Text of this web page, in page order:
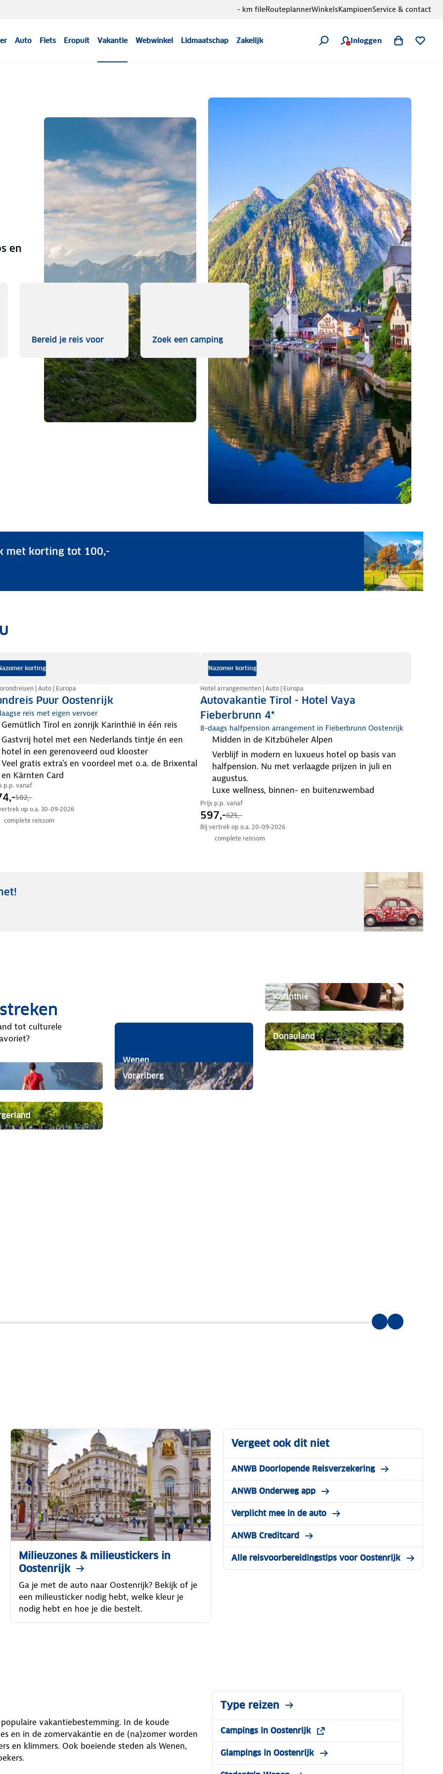
Auto Fiets Eropuit Vakantie Webwinkel Lidmaatschap Zakelijk Inloggen
- km fileRouteplannerWinkelsKampioenService & contact
en
inspirerenBereid je reis voorBereid je reis voorZoek een campingZoek een camping
met korting tot 100,-
korting
Puur Oostenrijk
| Auto | Europa
reis met eigen vervoer
gemütlich Tirol en zonrijk Karinthië in één reis
gastvrij hotel met een Nederlands tintje én een
hotel in een gerenoveerd oud klooster
veel gratis extra's en voordeel met o.a. de Brixental
en Kärnten Card
p.p. vanaf
502,-
op o.a. 30-09-2026
complete reissom
Nazomer korting
Autovakantie Tirol - Hotel Vaya
Fieberbrunn 4*
Hotel arrangementen | Auto | Europa
8-daags halfpension arrangement in Fieberbrunn Oostenrijk
midden in de Kitzbüheler Alpen
verblijf in modern en luxueus hotel op basis van
halfpension. Nu met verlaagde prijzen in juli en
augustus.
luxe wellness, binnen- en buitenzwembad
Prijs p.p. vanaf
597,-625,-
Bij vertrek op o.a. 20-09-2026
complete reissom
tot culturele
Wenen
Karinthië
Vorarlberg
Donauland
Milieuzones & milieustickers in
Oostenrijk
Ga je met de auto naar Oostenrijk? Bekijk of je
een milieusticker nodig hebt, welke kleur je
nodig hebt en hoe je die bestelt.
Vergeet ook dit niet
ANWB Doorlopende Reisverzekering
ANWB Onderweg app
Verplicht mee in de auto
ANWB Creditcard
Alle reisvoorbereidingstips voor Oostenrijk
vakantiebestemming. In de koude
en in de zomervakantie en de (na)zomer worden
en klimmers. Ook boeiende steden als Wenen,
Type reizen
Campings in Oostenrijk
Glampings in Oostenrijk